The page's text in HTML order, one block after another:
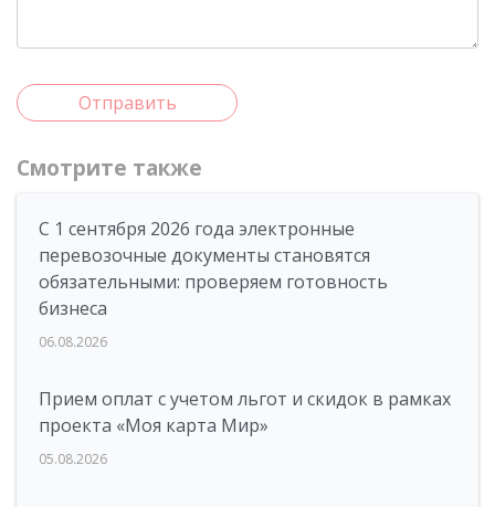
Отправить
Смотрите также
С 1 сентября 2026 года электронные
перевозочные документы становятся
обязательными: проверяем готовность
бизнеса
06.08.2026
Прием оплат с учетом льгот и скидок в рамках
проекта «Моя карта Мир»
05.08.2026